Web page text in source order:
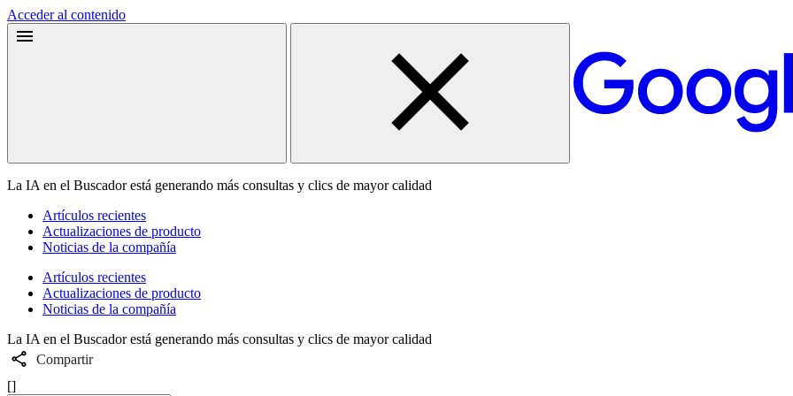
Acceder al contenido
La IA en el Buscador está generando más consultas y clics de mayor calidad
Artículos recientes
Actualizaciones de producto
Noticias de la compañía
Artículos recientes
Actualizaciones de producto
Noticias de la compañía
La IA en el Buscador está generando más consultas y clics de mayor calidad
Compartir
[]